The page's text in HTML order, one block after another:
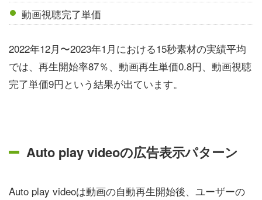
動画視聴完了単価
2022年12月〜2023年1月における15秒素材の実績平均
では、再生開始率87％、動画再生単価0.8円、動画視聴
完了単価9円という結果が出ています。
Auto play videoの広告表示パターン
Auto play videoは動画の自動再生開始後、ユーザーの